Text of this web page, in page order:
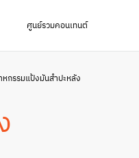
ศูนย์รวมคอนเทนต์
หกรรมแป้งมันสำปะหลัง